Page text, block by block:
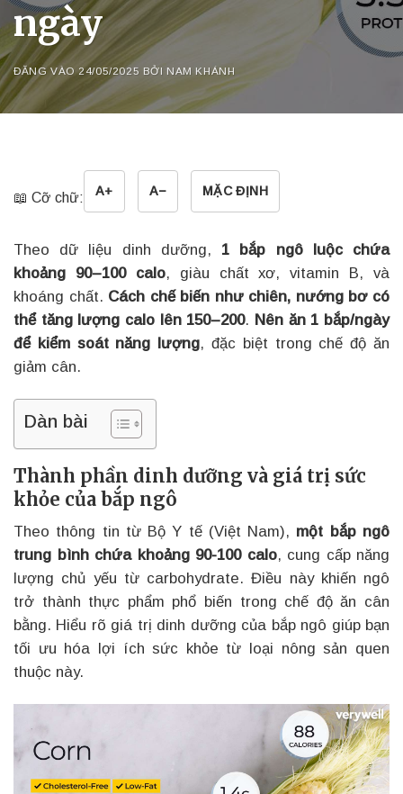
ngày
ĐĂNG VÀO24/05/2025 BỞI NAM KHÁNH
📖 Cỡ chữ: A+ A− MẶC ĐỊNH
Theo dữ liệu dinh dưỡng, 1 bắp ngô luộc chứa
khoảng 90–100 calo, giàu chất xơ, vitamin B, và
khoáng chất. Cách chế biến như chiên, nướng bơ có
thể tăng lượng calo lên 150–200. Nên ăn 1 bắp/ngày
để kiểm soát năng lượng, đặc biệt trong chế độ ăn
giảm cân.
Dàn bài
Thành phần dinh dưỡng và giá trị sức
khỏe của bắp ngô
Theo thông tin từ Bộ Y tế (Việt Nam), một bắp ngô
trung bình chứa khoảng 90-100 calo, cung cấp năng
lượng chủ yếu từ carbohydrate. Điều này khiến ngô
trở thành thực phẩm phổ biến trong chế độ ăn cân
bằng. Hiểu rõ giá trị dinh dưỡng của bắp ngô giúp bạn
tối ưu hóa lợi ích sức khỏe từ loại nông sản quen
thuộc này.